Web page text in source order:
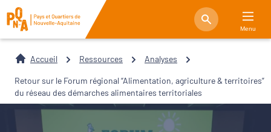
Menu
Accueil Ressources Analyses
Retour sur le Forum régional “Alimentation, agriculture & territoires”
du réseau des démarches alimentaires territoriales